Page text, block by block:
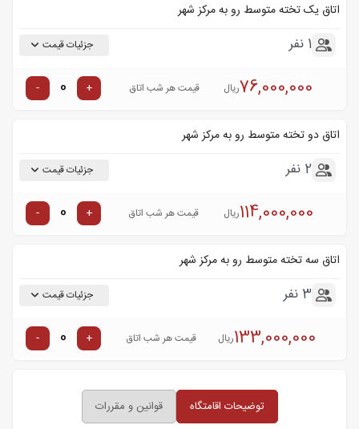
اتاق یک تخته متوسط رو به مرکز شهر
1 نفر جزئیات قیمت
76,000,000ریال قیمت هر شب اتاق +
-
اتاق دو تخته متوسط رو به مرکز شهر
2 نفر جزئیات قیمت
114,000,000ریال قیمت هر شب اتاق +
-
اتاق سه تخته متوسط رو به مرکز شهر
3 نفر جزئیات قیمت
133,000,000ریال قیمت هر شب اتاق +
-
توضیحات اقامتگاه قوانین و مقررات